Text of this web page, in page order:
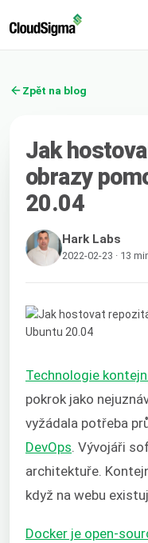
Zpět na blog
Jak
obrazy
20.04
Hark Labs
2022-02-23 · 13
Technologie
pokrok jako
vyžádala potřeba
DevOps . Vývojáři
architektuře.
když na webu
Docker je open-